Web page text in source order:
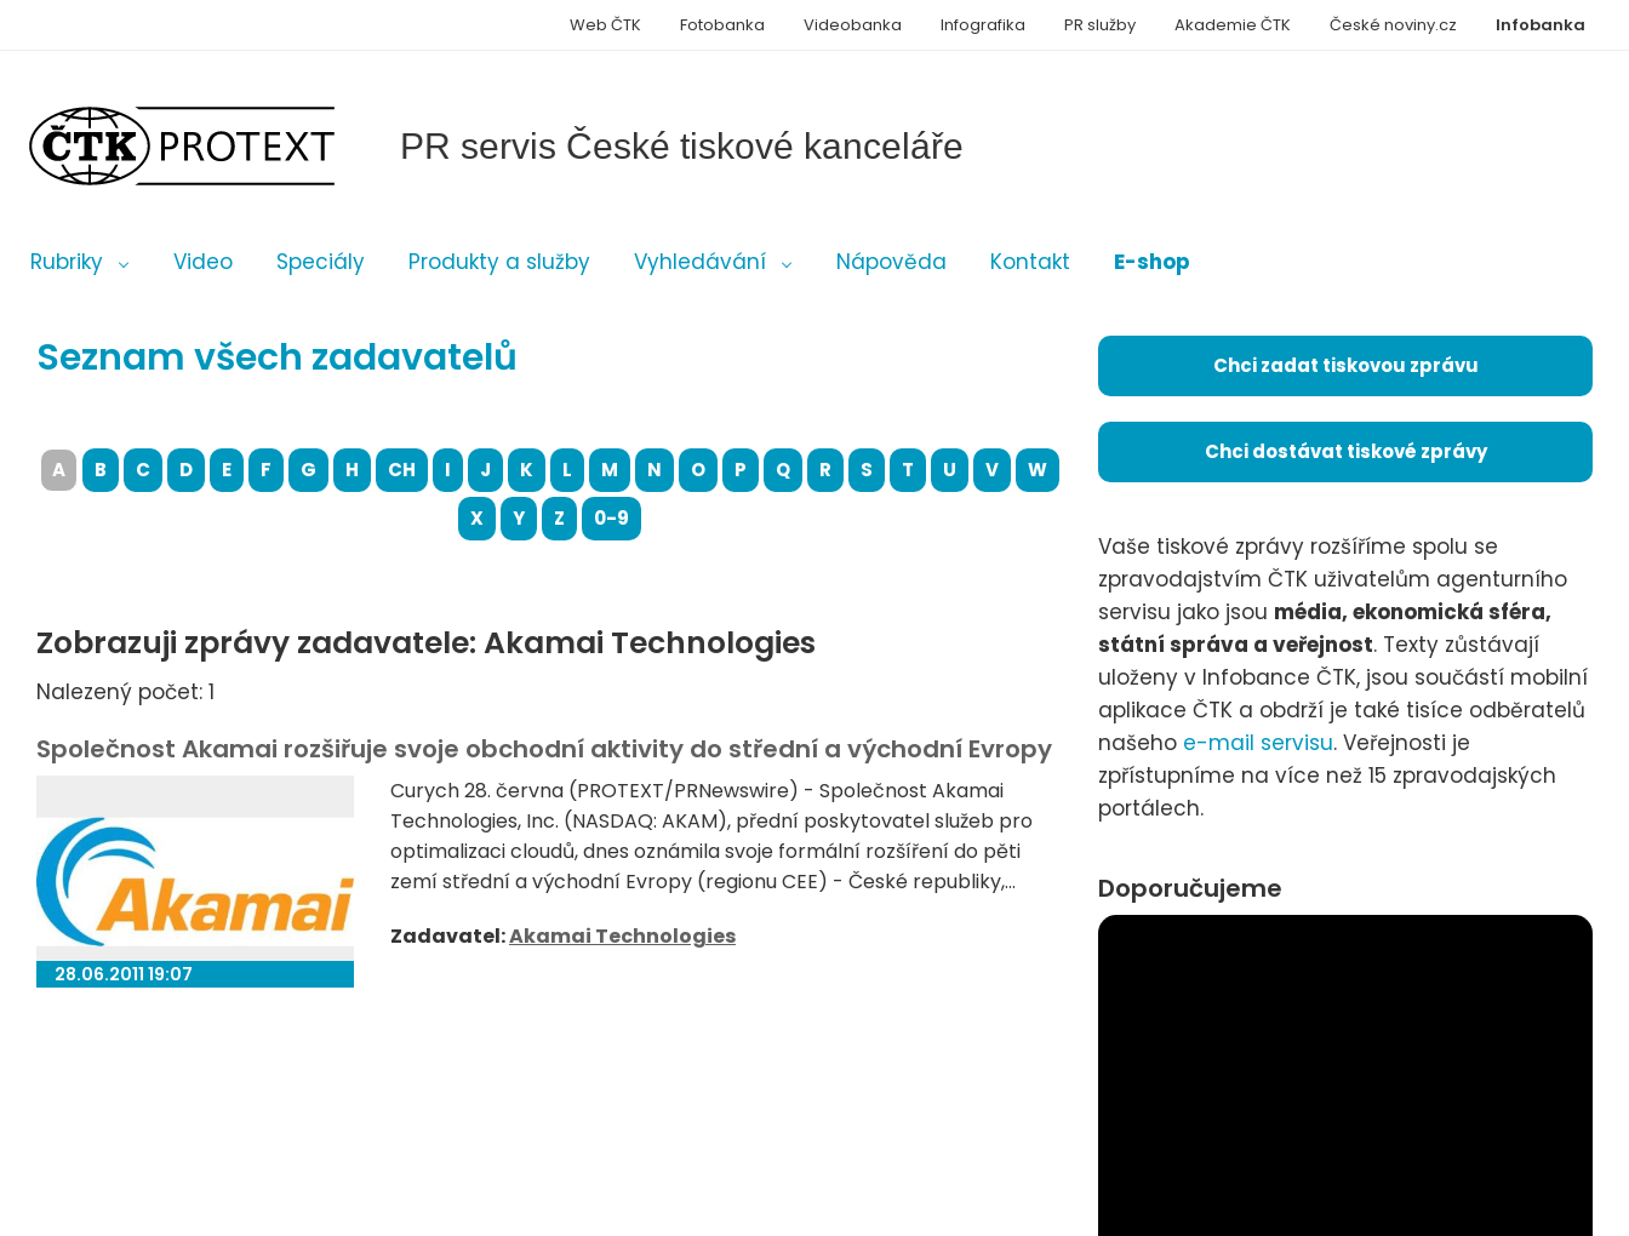
PR servis České tiskové kanceláře
Rubriky Video Speciály Produkty a služby Vyhledávání Nápověda Kontakt E-shop
Infobanka
Web ČTK Fotobanka Videobanka Infografika PR služby Akademie ČTK České noviny.cz
Seznam všech zadavatelů
A B C D E F G H CH I J K L M N O P Q R S T U V
W
X
Y Z 0-9
Zobrazuji zprávy zadavatele: Akamai Technologies
Nalezený počet: 1
Společnost Akamai rozšiřuje svoje obchodní aktivity do střední a východní Evropy
28.06.2011 19:07
Curych 28. června (PROTEXT/PRNewswire) - Společnost Akamai
Technologies, Inc. (NASDAQ: AKAM), přední poskytovatel služeb pro
optimalizaci cloudů, dnes oznámila svoje formální rozšíření do pěti
zemí střední a východní Evropy (regionu CEE) - České republiky,...
Zadavatel:Akamai Technologies
Chci zadat tiskovou zprávu
Chci dostávat tiskové zprávy
Vaše tiskové zprávy rozšíříme spolu se
zpravodajstvím ČTK uživatelům agenturního
servisu jako jsou média, ekonomická sféra,
státní správa a veřejnost. Texty zůstávají
uloženy v Infobance ČTK, jsou součástí mobilní
aplikace ČTK a obdrží je také tisíce odběratelů
našeho e-mail servisu. Veřejnosti je
zpřístupníme na více než 15 zpravodajských
portálech.
Doporučujeme